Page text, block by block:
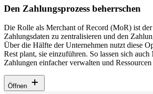
Den Zahlungsprozess beherrschen
Die Rolle als Merchant of Record (MoR) ist
Zahlungsdaten zu zentralisieren und den
Über die Hälfte der Unternehmen nutzt diese
Rest plant, sie einzuführen. So lassen sich
Zahlungen einfacher verwalten und Ressourcen
Öffnen